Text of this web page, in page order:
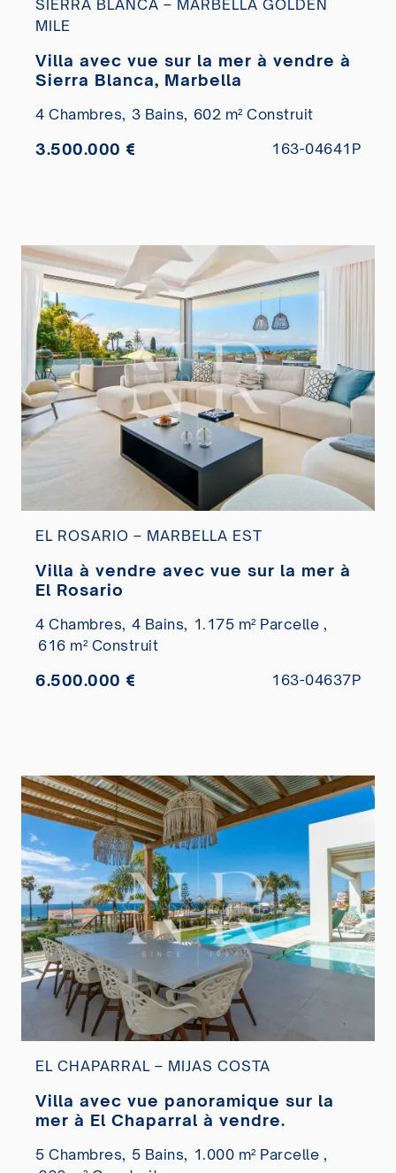
SIERRA BLANCA – MARBELLA GOLDEN
MILE
Villa avec vue sur la mer à vendre à
Sierra Blanca, Marbella
4 Chambres, 3 Bains, 602 m² Construit
3.500.000 € 163-04641P
EL ROSARIO – MARBELLA EST
Villa à vendre avec vue sur la mer à
El Rosario
4 Chambres, 4 Bains, 1.175 m² Parcelle ,
616 m² Construit
6.500.000 € 163-04637P
EL CHAPARRAL – MIJAS COSTA
Villa avec vue panoramique sur la
mer à El Chaparral à vendre.
5 Chambres, 5 Bains, 1.000 m² Parcelle ,